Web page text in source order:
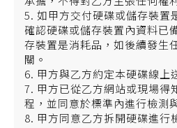
5. 如甲方交付硬碟或儲存裝置
確認硬碟或儲存裝置內資料已
存裝置是消耗品，如後續發生
關。
6. 甲方與乙方約定本硬碟線上
7. 甲方已從乙方網站或現場得
程，並同意於標準內進行檢測
8. 甲方同意乙方拆開硬碟進行